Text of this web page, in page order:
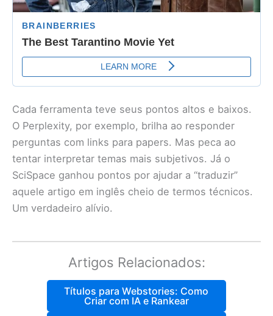
Cada ferramenta teve seus pontos altos e baixos.
O Perplexity, por exemplo, brilha ao responder
perguntas com links para papers. Mas peca ao
tentar interpretar temas mais subjetivos. Já o
SciSpace ganhou pontos por ajudar a “traduzir”
aquele artigo em inglês cheio de termos técnicos.
Um verdadeiro alívio.
Artigos Relacionados:
Títulos para Webstories: Como
Criar com IA e Rankear